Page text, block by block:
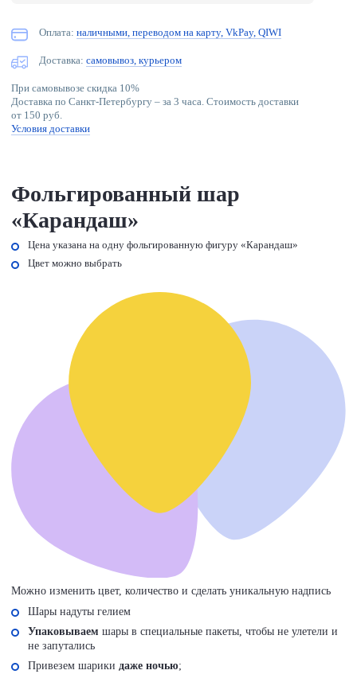
Фольгированный шар
«Карандаш»
Цена указана на одну фольгированную фигуру «Карандаш»
Цвет можно выбрать
Можно изменить цвет, количество и сделать уникальную надпись
Шары надуты гелием
Упаковываем шары в специальные пакеты, чтобы не улетели и
не запутались
Привезем шарики даже ночью;
Оплата: наличными, переводом на карту, VkPay, QIWI
Доставка: самовывоз, курьером
При самовывозе скидка 10%
Доставка по Санкт-Петербургу – за 3 часа. Стоимость доставки
от 150 руб.
Условия доставки